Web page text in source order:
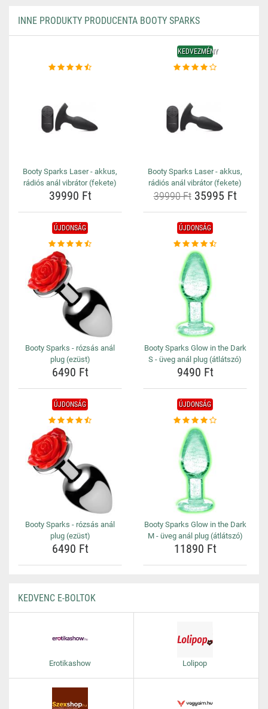
INNE PRODUKTY PRODUCENTA BOOTY SPARKS
Booty Sparks Laser - akkus,
rádiós anál vibrátor (fekete)
39990 Ft
KEDVEZMÉNY
Booty Sparks Laser - akkus,
rádiós anál vibrátor (fekete)
39990 Ft35995 Ft
ÚJDONSÁG
Booty Sparks - rózsás anál
plug (ezüst)
6490 Ft
ÚJDONSÁG
Booty Sparks Glow in the Dark
S - üveg anál plug (átlátszó)
9490 Ft
ÚJDONSÁG
Booty Sparks - rózsás anál
plug (ezüst)
6490 Ft
ÚJDONSÁG
Booty Sparks Glow in the Dark
M - üveg anál plug (átlátszó)
11890 Ft
KEDVENC E-BOLTOK
Erotikashow Lolipop